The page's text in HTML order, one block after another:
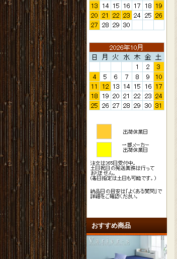
おすすめ商品